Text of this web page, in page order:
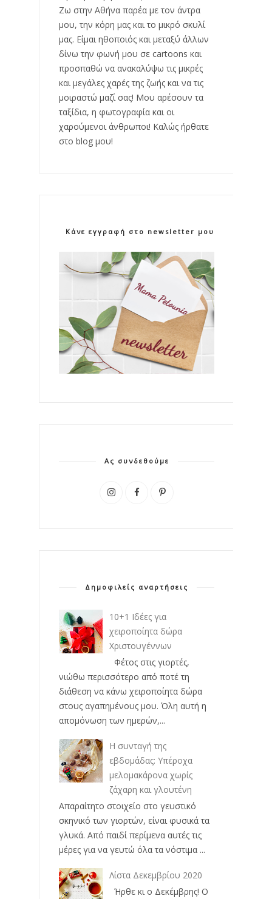
Ζω στην Αθήνα παρέα με τον άντρα
μου, την κόρη μας και το μικρό σκυλί
μας. Είμαι ηθοποιός και μεταξύ άλλων
δίνω την φωνή μου σε cartoons και
προσπαθώ να ανακαλύψω τις μικρές
και μεγάλες χαρές της ζωής και να τις
μοιραστώ μαζί σας! Μου αρέσουν τα
ταξίδια, η φωτογραφία και οι
χαρούμενοι άνθρωποι! Καλώς ήρθατε
στο blog μου!
Κάνε εγγραφή στο newsletter μου!
Ας συνδεθούμε
Δημοφιλείς αναρτήσεις
10+1 Ιδέες για
χειροποίητα δώρα
Χριστουγέννων
Φέτος στις γιορτές,
νιώθω περισσότερο από ποτέ τη
διάθεση να κάνω χειροποίητα δώρα
στους αγαπημένους μου. Όλη αυτή η
απομόνωση των ημερών,...
Η συνταγή της
εβδομάδας: Υπέροχα
μελομακάρονα χωρίς
ζάχαρη και γλουτένη
Απαραίτητο στοιχείο στο γευστικό
σκηνικό των γιορτών, είναι φυσικά τα
γλυκά. Από παιδί περίμενα αυτές τις
μέρες για να γευτώ όλα τα νόστιμα ...
Λίστα Δεκεμβρίου 2020
Ήρθε κι ο Δεκέμβρης! Ο